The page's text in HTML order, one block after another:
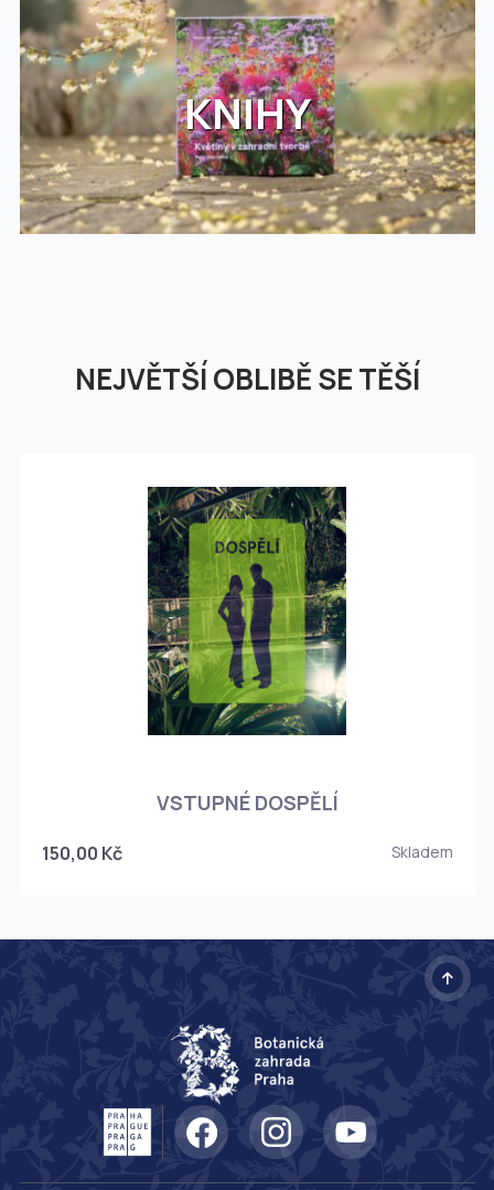
KNIHY
NEJVĚTŠÍ OBLIBĚ SE TĚŠÍ
VSTUPNÉ DOSPĚLÍ
150,00 Kč Skladem